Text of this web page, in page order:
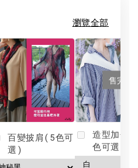
瀏覽全部
百變披肩(5色可
選)
售完
造型加分
色可選)